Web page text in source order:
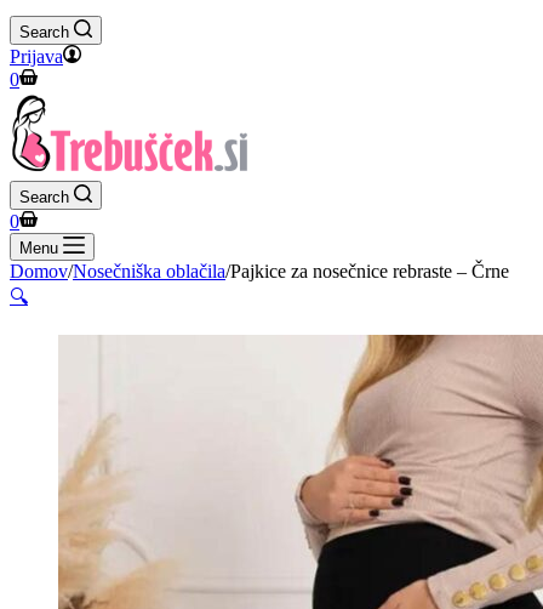
Search
Prijava
Shopping
cart
0
Search
Shopping
cart
0
Menu
Domov/Nosečniška oblačila/Pajkice za nosečnice rebraste – Črne
🔍